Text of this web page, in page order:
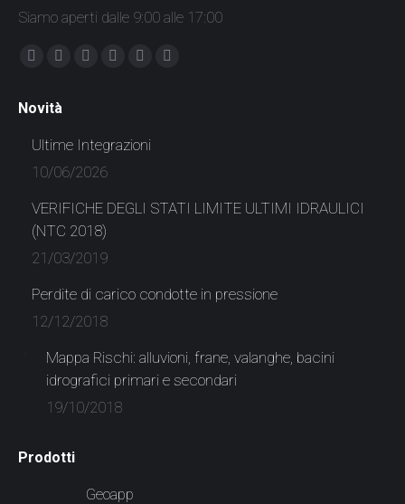
Siamo aperti dalle 9:00 alle 17:00
Find us on:
Facebook
opens
in
window
X
opens
window
YouTube
in
LinkedinInstagram
in
Whatsapp
Novità
Ultime Integrazioni
10/06/2026
VERIFICHE DEGLI STATI LIMITE ULTIMI IDRAULICI
(NTC 2018)
21/03/2019
Perdite di carico condotte in pressione
12/12/2018
Mappa Rischi: alluvioni, frane, valanghe, bacini
idrografici primari e secondari
19/10/2018
Prodotti
Geoapp